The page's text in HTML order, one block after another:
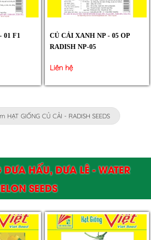
01 F1
CỦ CẢI XANH NP - 05 OP
RADISH NP-05
Liên hệ
HẠT GIỐNG CỦ CẢI - RADISH SEEDS
HẤU, DƯA LÊ - WATER
SEEDS